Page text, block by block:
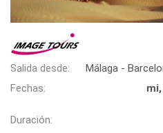
Salida desde:
Málaga -
Fechas:
Duración: